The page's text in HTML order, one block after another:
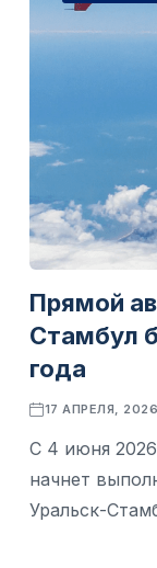
Прямой
Стамбул
года
17 АПРЕЛЯ, 2026
С 4 июня 2026
начнет
Уральск-